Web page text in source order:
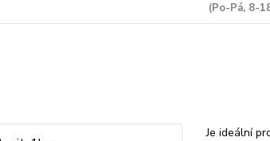
(Po-Pá, 8-
Je ideální